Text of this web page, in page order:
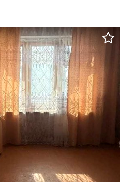
газове опалення,
та економію на
площа — 35 м² високий
та техніка залишаються
Зручне та швидке
поруч необхідна
життя. Пряма маршрутка до
комісії для покупця Продаж
домовитись про перегляд!